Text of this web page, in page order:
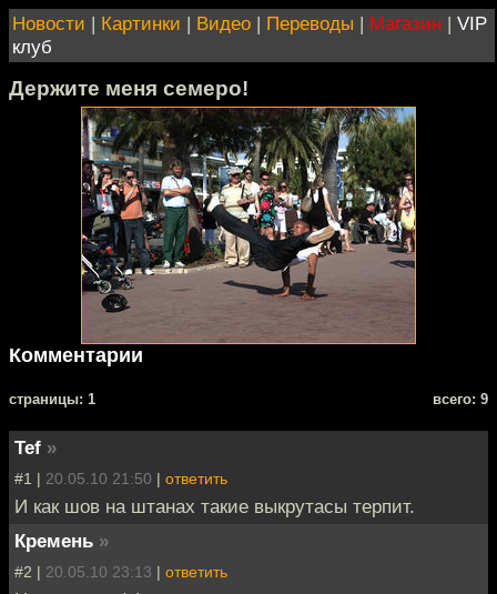
Новости | Картинки | Видео | Переводы | Магазин | VIP
клуб
Держите меня семеро!
Комментарии
cтраницы: 1 всего: 9
Tef »
#1 | 20.05.10 21:50 | ответить
И как шов на штанах такие выкрутасы терпит.
Кремень »
#2 | 20.05.10 23:13 | ответить